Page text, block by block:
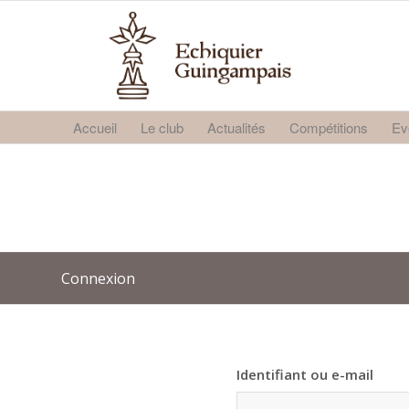
Accueil Le club Actualités Compétitions
Connexion
Identifiant ou e-mail